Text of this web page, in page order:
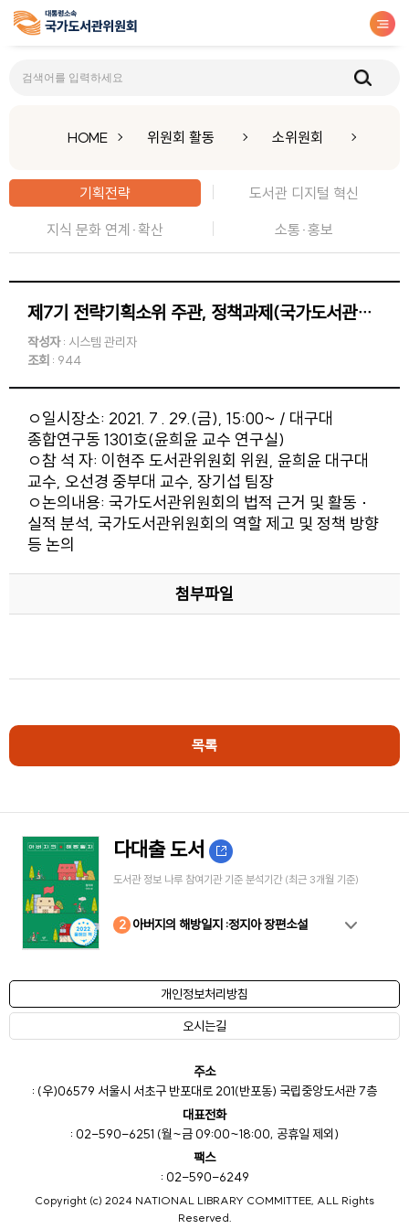
HOME 위원회 활동 소위원회
기획전략
도서관 디지털 혁신
지식 문화 연계·확산
소통·홍보
제7기 전략기획소위 주관, 정책과제(국가도서관위원회 전망과 발전방안) TF 5차 회의
작성자: 시스템 관리자
조회 : 944
ㅇ일시장소: 2021. 7 . 29.(금), 15:00~ / 대구대
종합연구동 1301호(윤희윤 교수 연구실)
ㅇ참 석 자: 이현주 도서관위원회 위원, 윤희윤 대구대
교수, 오선경 중부대 교수, 장기섭 팀장
ㅇ논의내용: 국가도서관위원회의 법적 근거 및 활동 ·
실적 분석, 국가도서관위원회의 역할 제고 및 정책 방향
등 논의
첨부파일
목록
다대출 도서
도서관 정보 나루 참여기관 기준 분석기간 (최근 3개월 기준)
1
2 아버지의 해방일지 :정지아 장편소설
3
4
5
6
7
8
9
10
개인정보처리방침
오시는길
주소
: (우)06579 서울시 서초구 반포대로 201(반포동) 국립중앙도서관 7층
대표전화
: 02-590-6251 (월~금 09:00~18:00, 공휴일 제외)
팩스
: 02-590-6249
Copyright (c) 2024 NATIONAL LIBRARY COMMITTEE, ALL Rights
Reserved.